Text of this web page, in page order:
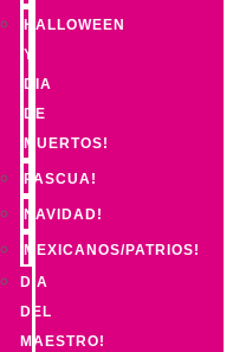
HALLOWEEN
Y
DIA
DE
MUERTOS!
PASCUA!
NAVIDAD!
MEXICANOS/PATRIOS!
DIA
DEL
MAESTRO!